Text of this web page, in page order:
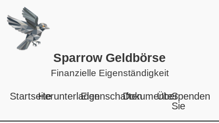
Sparrow Geldbörse
Finanzielle Eigenständigkeit
StartseiteHerunterladenEigenschaftenDokumente
ÜberSpenden
Sie